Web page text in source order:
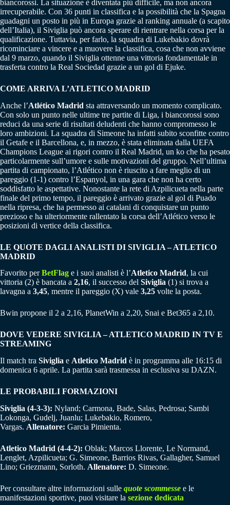
biancorossi. La situazione è diventata più difficile, ma non ancora
irrecuperabile. Con 36 punti in classifica e la possibilità che la Spagna
guadagni un posto in più in Europa grazie al ranking annuale (a scapito
dell’Italia), il Siviglia può ancora sperare di rientrare nella corsa per la
qualificazione. Tuttavia, per farlo, la squadra di Lukebakio dovrà
ricominciare a vincere e a muovere la classifica, cosa che non avviene
dal 9 marzo, quando il Siviglia ottenne una vittoria fondamentale in
trasferta contro la Real Sociedad grazie a un gol di Ejuke.
COME ARRIVA L’ATLETICO MADRID
Anche l’Atlético Madrid sta attraversando un momento complicato.
Con solo un punto nelle ultime tre partite di Liga, i biancorossi sono
reduci da una serie di risultati deludenti che hanno compromesso le
loro ambizioni. La squadra di Simeone ha infatti subito sconfitte contro
il Getafe e il Barcellona, e, in mezzo, è stata eliminata dalla UEFA
Champions League ai rigori contro il Real Madrid, un ko che ha pesato
particolarmente sull’umore e sulle motivazioni del gruppo. Nell’ultima
partita di campionato, l’Atlético non è riuscito a fare meglio di un
pareggio (1-1) contro l’Espanyol, in una gara che non ha certo
soddisfatto le aspettative. Nonostante la rete di Azpilicueta nella parte
finale del primo tempo, il pareggio è arrivato grazie al gol di Puado
nella ripresa, che ha permesso ai catalani di conquistare un punto
prezioso e ha ulteriormente rallentato la corsa dell’Atlético verso le
posizioni di vertice della classifica.
LE QUOTE DAGLI ANALISTI DI SIVIGLIA – ATLETICO
MADRID
Favorito perBetFlag e i suoi analisti è l’Atletico Madrid, la cui
vittoria (2) è bancata a 2,16, il successo del Siviglia (1) si trova a
lavagna a 3,45, mentre il pareggio (X) vale 3,25 volte la posta.
Bwin propone il 2 a 2,16, PlanetWin a 2,20, Snai e Bet365 a 2,10.
DOVE VEDERE SIVIGLIA – ATLETICO MADRID IN TV E
STREAMING
Il match tra Siviglia e Atletico Madrid è in programma alle 16:15 di
domenica 6 aprile. La partita sarà trasmessa in esclusiva su DAZN.
LE PROBABILI FORMAZIONI
Siviglia (4-3-3): Nyland; Carmona, Bade, Salas, Pedrosa; Sambi
Lokonga, Gudelj, Juanlu; Lukebakio, Romero,
Vargas. Allenatore: Garcia Pimienta.
Atletico Madrid (4-4-2): Oblak; Marcos Llorente, Le Normand,
Lenglet, Azpilicueta; G. Simeone, Barrios Rivas, Gallagher, Samuel
Lino; Griezmann, Sorloth. Allenatore: D. Simeone.
Per consultare altre informazioni sulle quote scommesse e le
manifestazioni sportive, puoi visitare la sezione dedicata